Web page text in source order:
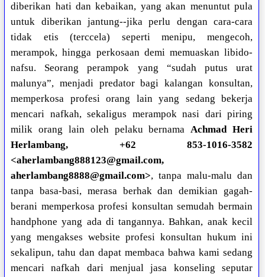
diberikan hati dan kebaikan, yang akan menuntut pula
untuk diberikan jantung--jika perlu dengan cara-cara
tidak etis (terccela) seperti menipu, mengecoh,
merampok, hingga perkosaan demi memuaskan libido-
nafsu. Seorang perampok yang “sudah putus urat
malunya”, menjadi predator bagi kalangan konsultan,
memperkosa profesi orang lain yang sedang bekerja
mencari nafkah, sekaligus merampok nasi dari piring
milik orang lain oleh pelaku bernamaAchmad Heri
Herlambang, +62 853-1016-3582
<aherlambang888123@gmail.com,
aherlambang8888@gmail.com>, tanpa malu-malu dan
tanpa basa-basi, merasa berhak dan demikian gagah-
berani memperkosa profesi konsultan semudah bermain
handphone yang ada di tangannya. Bahkan, anak kecil
yang mengakses website profesi konsultan hukum ini
sekalipun, tahu dan dapat membaca bahwa kami sedang
mencari nafkah dari menjual jasa konseling seputar